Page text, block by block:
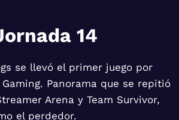
14
se llevó el primer juego por
Panorama que se repitió
Arena y Team Survivor,
el perdedor.